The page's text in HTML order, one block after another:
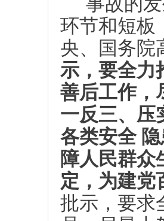
环节和短板
央、国务院
示，要全力
善后工作，
一反三、压
各类安全
障人民群众
定，为建党
批示，要求